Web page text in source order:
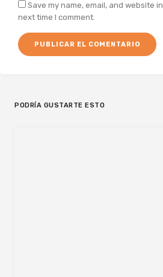
Save my name, email, and website
next time I comment.
PODRÍA GUSTARTE ESTO